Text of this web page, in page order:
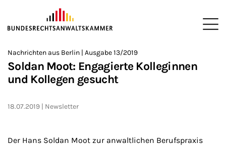
ZUM HAUPTINHALT SPRINGEN
Sie befinden sich hier:
>
Startseite
>
Newsroom
>
Newsletter
>
Nachrichten aus Berlin
Nachrichten aus Berlin | Ausgabe 13/2019
Soldan Moot: Engagierte Kolleginnen
und Kollegen gesucht
18.07.2019 Newsletter
Der Hans Soldan Moot zur anwaltlichen Berufspraxis